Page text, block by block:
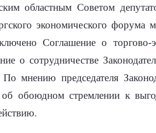
областным Советом
экономического форума
Соглашение о
о сотрудничестве
По мнению председателя
об обоюдном стремлении к